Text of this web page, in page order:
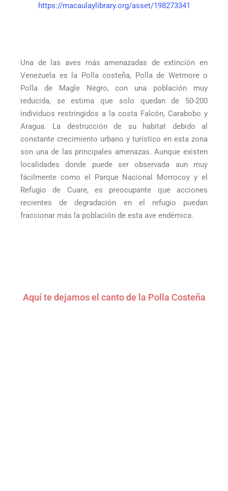
https://macaulaylibrary.org/asset/198273341
Una de las aves más amenazadas de extinción en
Venezuela es la Polla costeña, Polla de Wetmore o
Polla de Magle Negro, con una población muy
reducida, se estima que solo quedan de 50-200
individuos restringidos a la costa Falcón, Carabobo y
Aragua. La destrucción de su habitat debido al
constante crecimiento urbano y turístico en esta zona
son una de las principales amenazas. Aunque existen
localidades donde puede ser observada aun muy
fácilmente como el Parque Nacional Morrocoy y el
Refugio de Cuare, es preocupante que acciones
recientes de degradación en el refugio puedan
fraccionar más la población de esta ave endémica.
Aquí te dejamos el canto de la Polla Costeña